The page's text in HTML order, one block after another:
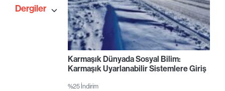
Dergiler
Karmaşık Dünyada Sosyal Bilim:
Karmaşık Uyarlanabilir Sistemlere Giriş
%25 İndirim